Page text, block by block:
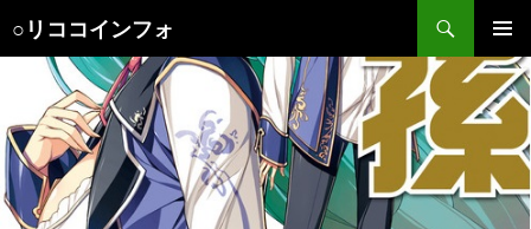
○リココインフォ
索
メインメ
ニュー
ン
ツ
へ
ス
キ